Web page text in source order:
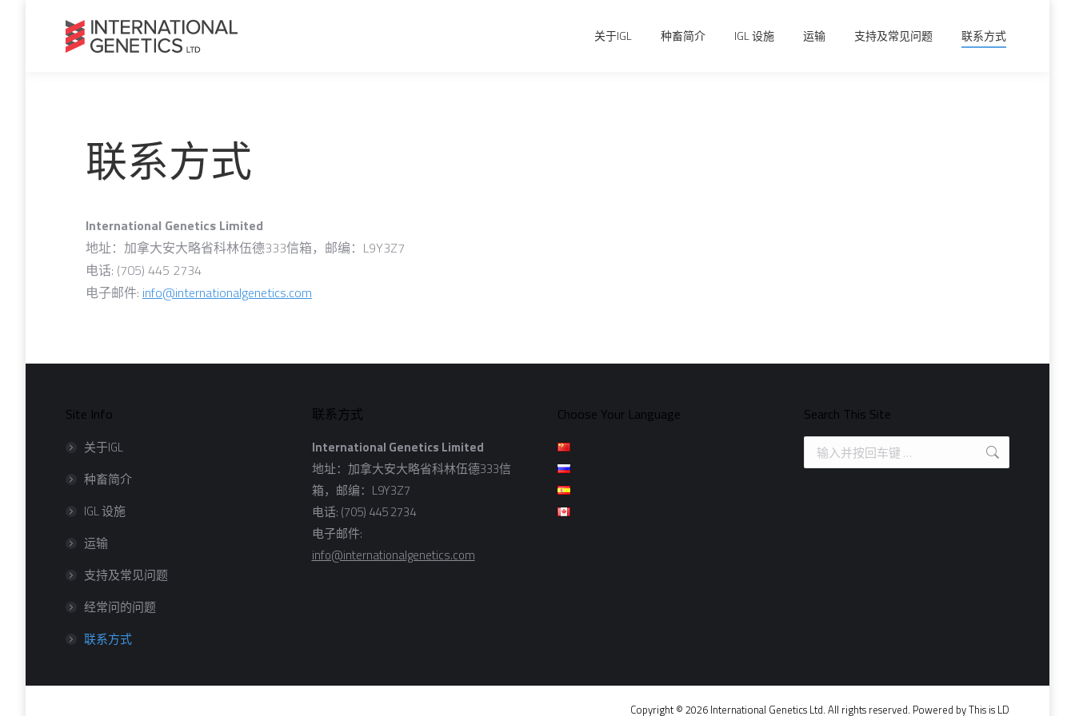
关于IGL 种畜简介 IGL 设施 运输 支持及常见问题 联系方式
联系方式
International Genetics Limited
地址：加拿大安大略省科林伍德333信箱，邮编：L9Y3Z7
电话: (705) 445 2734
电子邮件: info@internationalgenetics.com
Site Info
关于IGL
种畜简介
IGL 设施
运输
支持及常见问题
经常问的问题
联系方式
联系方式
International Genetics Limited
地址：加拿大安大略省科林伍德333信
箱，邮编：L9Y3Z7
电话: (705) 445 2734
电子邮件:
info@internationalgenetics.com
Choose Your Language Search This Site
Search:
Copyright © 2026 International Genetics Ltd. All rights reserved. Powered byThis is LD